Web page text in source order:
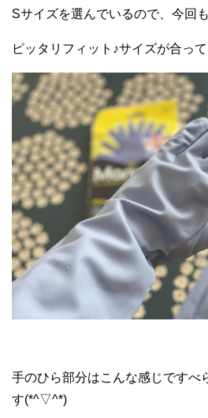
Sサイズを選んでいるので、今回
ピッタリフィット♪サイズが合って
手のひら部分はこんな感じですべ
す(*^▽^*)